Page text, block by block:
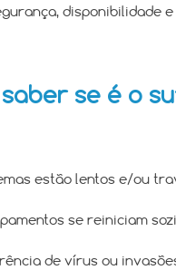
disponibilidade
se é o
estão lentos e/ou
se reiniciam
de vírus ou